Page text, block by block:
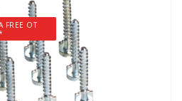
FREE ОТ